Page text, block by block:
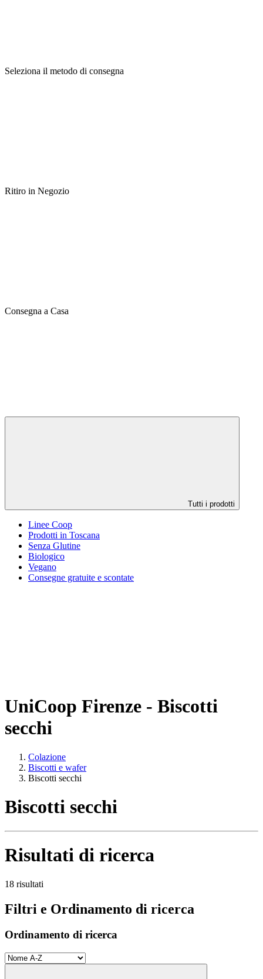
Seleziona il metodo di consegna
Ritiro in Negozio
Consegna a Casa
Tutti i prodotti
Linee Coop
Prodotti in Toscana
Senza Glutine
Biologico
Vegano
Consegne gratuite e scontate
UniCoop Firenze - Biscotti
secchi
Colazione
Biscotti e wafer
Biscotti secchi
Biscotti secchi
Risultati di ricerca
18 risultati
Filtri e Ordinamento di ricerca
Ordinamento di ricerca